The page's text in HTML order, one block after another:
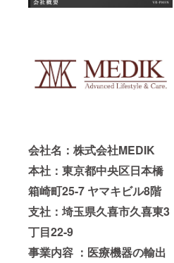
会社名：株式会社MEDIK
本社：東京都中央区日本橋
箱崎町25-7 ヤマキビル8階
支社：埼玉県久喜市久喜東3
丁目22-9
事業内容 ：医療機器の輸出